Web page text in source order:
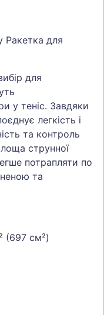
Ракетка для
для
у теніс. Завдяки
легкість і
та контроль
струнної
потрапляти по
та
(697 см²)